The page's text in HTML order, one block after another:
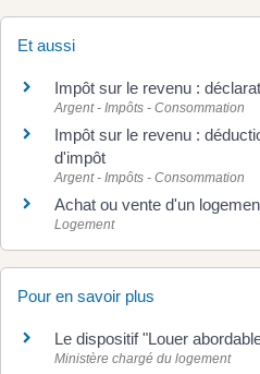
Et aussi
Impôt sur le revenu :
Argent - Impôts - Consommation
Impôt sur le revenu :
d'impôt
Argent - Impôts - Consommation
Achat ou vente d'un
Logement
Pour en savoir plus
Le dispositif "Louer
Ministère chargé du logement